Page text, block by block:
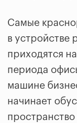
Самые
в устройстве
приходятся
периода
машине
начинает
пространство